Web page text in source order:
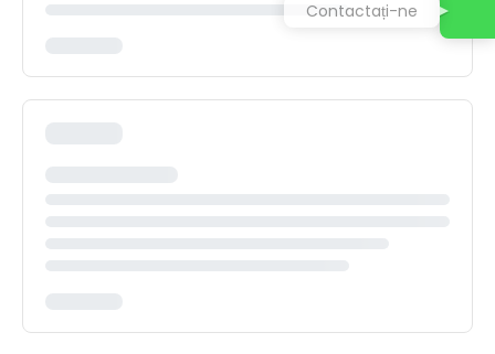
Contactați-ne